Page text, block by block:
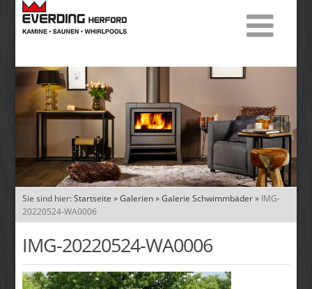
Sie sind hier:Startseite »Galerien»Galerie Schwimmbäder» IMG-
20220524-WA0006
IMG-20220524-WA0006